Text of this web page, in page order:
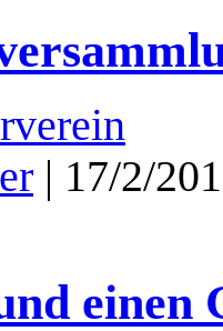
| 17/2/
einen